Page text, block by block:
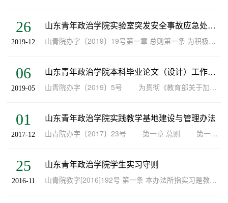
26
2019-12
山东青年政治学院实验室突发安全事故应急处置预案
山青院办字〔2019〕19号第一章 总则第一条 为积极应对可能发生的实验室安全事故，快速、高效、有序地组织开展事故抢险、救援和调查处理，预防和减少突发性灾害事件及其造成的损害，保障师生员工的人身安全与学校财产安全，维护正常的教育教学秩序，根据《中华人民共和国安全生产法》《中华人民共和国突发事件应对法》《中华人民共和国消防法》《危险化学品安全管理条例》等法律法规和《山东青年政治学院实验室安全管理办法》（...
06
2019-05
山东青年政治学院本科毕业论文（设计）工作管理办法（2020届开始实行）
山青院办字〔2019〕5号 为贯彻《教育部关于加快建设高水平本科教育 全面提高人才培养能力的意见》（教高〔2018〕2号）精神，进一步加强对本科毕业论文（设计）工作各环节的全过程管理，提高毕业论文（设计...
01
2017-12
山东青年政治学院实践教学基地建设与管理办法
山青院办字〔2017〕23号 第一章 总则 第一条 实践教学基地的建设与管理直接关系到实践教学的质量。为进一步加强实践教学基地的建设与管理，更好地发挥实践教学基地在应用型人才培养中的重要作用...
25
2016-11
山东青年政治学院学生实习守则
山青院教字[2016]192号 第一条 本办法所指实习是教学计划规定的认识实习、生产实习或专业实习、毕业实习、社会调查或社会实践等集中性实践教学环节。 第二条 教学计划中规定的各类实习，均属必修课程或必...